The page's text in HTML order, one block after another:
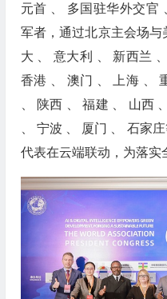
元首 、 多国驻华外交官
军者，通过北京主会场与
大 、 意大利 、 新西兰
香港 、 澳门 、 上海 、
、 陕西 、 福建 、 山西
、 宁波 、 厦门 、 石家
代表在云端联动，为落实